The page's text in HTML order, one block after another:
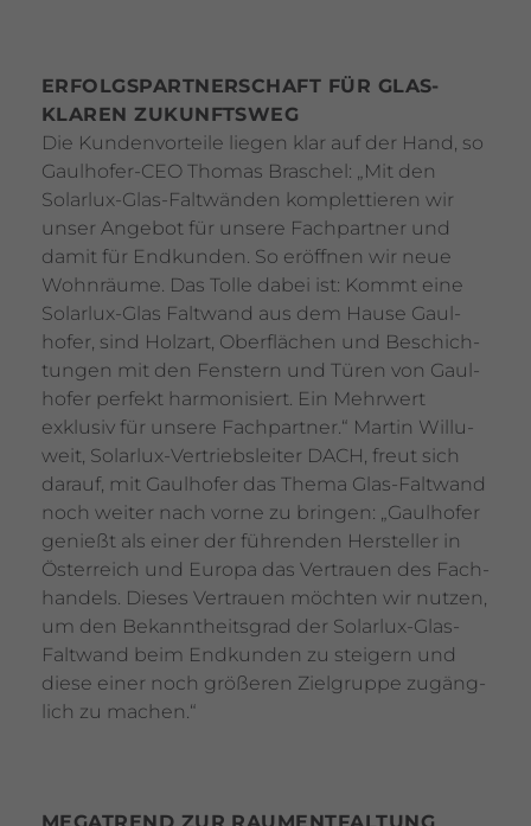
ERFOLGS­PART­NER­SCHAFT FÜR GLAS­
KLAREN ZUKUNFTSWEG
Die Kunden­vor­teile liegen klar auf der Hand, so
Gaul­hofer-CEO Thomas Braschel: „Mit den
Solarlux-Glas-Falt­wänden komplet­tieren wir
unser Angebot für unsere Fach­partner und
damit für Endkunden. So eröffnen wir neue
Wohn­räume. Das Tolle dabei ist: Kommt eine
Solarlux-Glas Falt­wand aus dem Hause Gaul­
hofer, sind Holzart, Ober­flä­chen und Beschich­
tungen mit den Fens­tern und Türen von Gaul­
hofer perfekt harmo­ni­siert. Ein Mehr­wert
exklusiv für unsere Fach­partner.“ Martin Willu­
weit, Solarlux-Vertriebs­leiter DACH, freut sich
darauf, mit Gaul­hofer das Thema Glas-Falt­wand
noch weiter nach vorne zu bringen: „Gaul­hofer
genießt als einer der führenden Hersteller in
Öster­reich und Europa das Vertrauen des Fach­
han­dels. Dieses Vertrauen möchten wir nutzen,
um den Bekannt­heits­grad der Solarlux-Glas-
Falt­wand beim Endkunden zu stei­gern und
diese einer noch größeren Ziel­gruppe zugäng­
lich zu machen.“